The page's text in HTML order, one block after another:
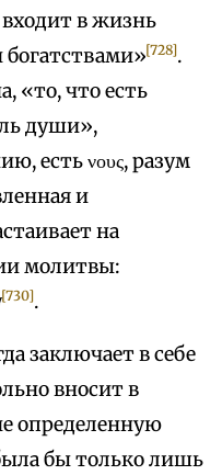
в жизнь
богатствами»[728].
«то, что есть
души»,
есть νους, разум
и
на
молитвы:
[730].
заключает в себе
вносит в
определенную
бы только лишь